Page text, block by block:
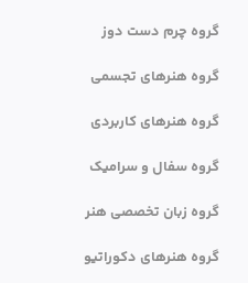
گروه چرم دست دوز
گروه هنرهای تجسمی
گروه هنرهای کاربردی
گروه سفال و سرامیک
گروه زبان تخصصی هنر
گروه هنرهای دکوراتیو